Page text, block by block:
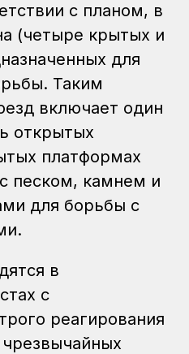
с планом, в
(четыре крытых и
для
Таким
включает один
открытых
платформах
песком, камнем и
для борьбы с
в
с
реагирования